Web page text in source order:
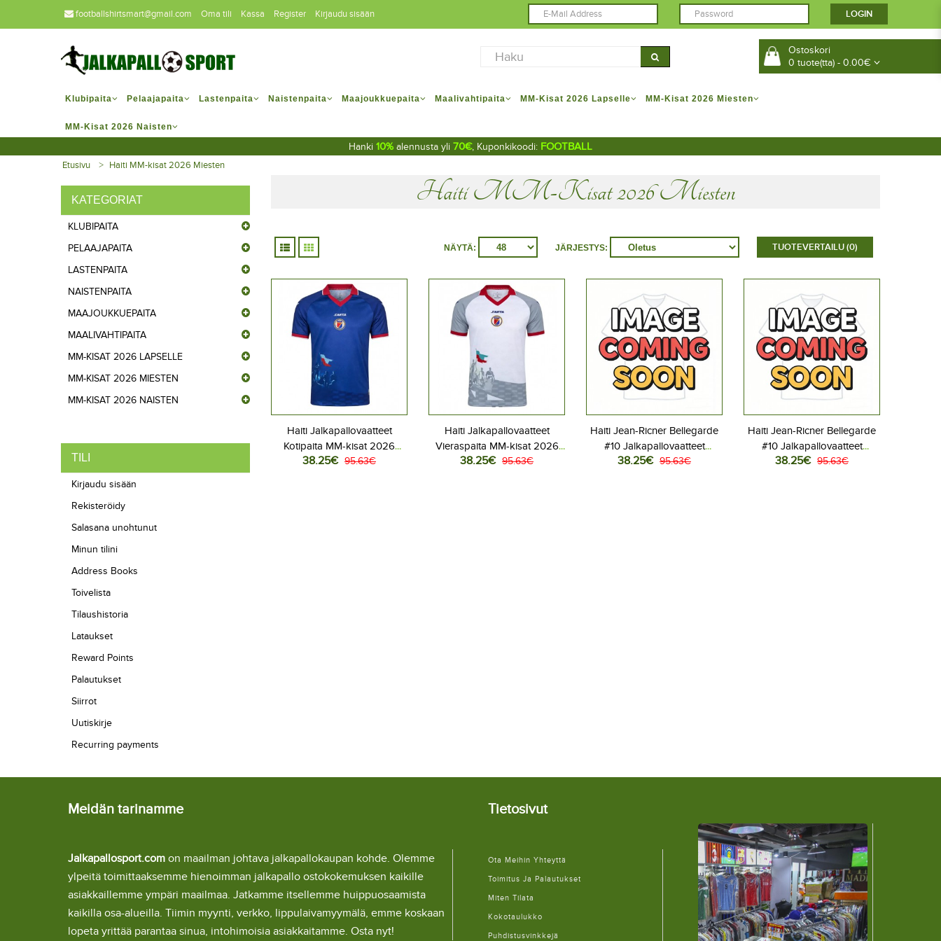
footballshirtsmart@gmail.com Oma tili Kassa Register Kirjaudu sisään
Ostoskori
0 tuote(tta) - 0.00€
Klubipaita Pelaajapaita Lastenpaita Naistenpaita Maajoukkuepaita Maalivahtipaita MM-Kisat 2026 Lapselle MM-Kisat 2026 Miesten
MM-Kisat 2026 Naisten
Hanki 10% alennusta yli 70€, Kuponkikoodi: FOOTBALL
Etusivu Haiti MM-kisat 2026 Miesten
KATEGORIAT
KLUBIPAITA
PELAAJAPAITA
LASTENPAITA
NAISTENPAITA
MAAJOUKKUEPAITA
MAALIVAHTIPAITA
MM-KISAT 2026 LAPSELLE
MM-KISAT 2026 MIESTEN
MM-KISAT 2026 NAISTEN
TILI
Kirjaudu sisään
Rekisteröidy
Salasana unohtunut
Minun tilini
Address Books
Toivelista
Tilaushistoria
Lataukset
Reward Points
Palautukset
Siirrot
Uutiskirje
Recurring payments
Haiti MM-Kisat 2026 Miesten
TUOTEVERTAILU (0)
JÄRJESTYS:
NÄYTÄ:
Haiti Jalkapallovaatteet
Kotipaita MM-kisat 2026
Lyhythihainen
38.25€ 95.63€
Haiti Jalkapallovaatteet
Vieraspaita MM-kisat 2026
Lyhythihainen
38.25€ 95.63€
Haiti Jean-Ricner Bellegarde
#10 Jalkapallovaatteet
Kotipaita MM-kisat 2026
38.25€ 95.63€
Haiti Jean-Ricner Bellegarde
#10 Jalkapallovaatteet
Vieraspaita MM-kisat 2026
38.25€ 95.63€
Meidän tarinamme
Jalkapallosport.com on maailman johtava jalkapallokaupan kohde. Olemme
ylpeitä toimittaaksemme hienoimman jalkapallo ostokokemuksen kaikille
asiakkaillemme ympäri maailmaa. Jatkamme itsellemme huippuosaamista
kaikilla osa-alueilla. Tiimin myynti, verkko, lippulaivamyymälä, emme koskaan
lopeta yrittää parantaa sinua, intohimoisia asiakkaitamme. Osta nyt!
Tietosivut
Ota Meihin Yhteyttä
Toimitus Ja Palautukset
Miten Tilata
Kokotaulukko
Puhdistusvinkkejä